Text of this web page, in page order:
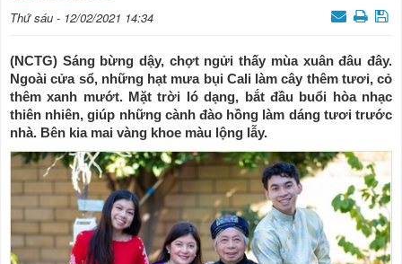
Thứ sáu - 12/02/2021 14:34
(NCTG) Sáng bừng dậy, chợt ngửi thấy mùa xuân đâu đây.
Ngoài cửa sổ, những hạt mưa bụi Cali làm cây thêm tươi, cỏ
thêm xanh mướt. Mặt trời ló dạng, bắt đầu buổi hòa nhạc
thiên nhiên, giúp những cành đào hồng làm dáng tươi trước
nhà. Bên kia mai vàng khoe màu lộng lẫy.